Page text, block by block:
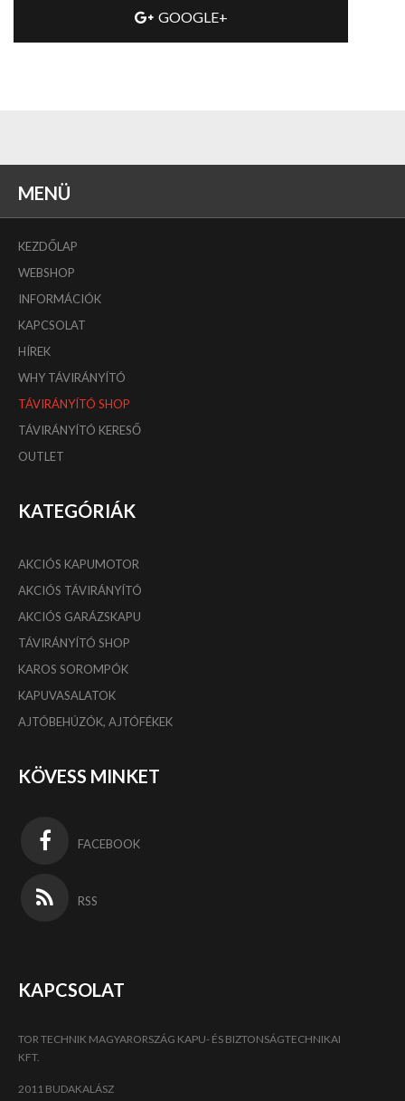
GOOGLE+
MENÜ
KEZDŐLAP
WEBSHOP
INFORMÁCIÓK
KAPCSOLAT
HÍREK
WHY TÁVIRÁNYÍTÓ
TÁVIRÁNYÍTÓ SHOP
TÁVIRÁNYÍTÓ KERESŐ
OUTLET
KATEGÓRIÁK
AKCIÓS KAPUMOTOR
AKCIÓS TÁVIRÁNYÍTÓ
AKCIÓS GARÁZSKAPU
TÁVIRÁNYÍTÓ SHOP
KAROS SOROMPÓK
KAPUVASALATOK
AJTÓBEHÚZÓK, AJTÓFÉKEK
KÖVESS MINKET
FACEBOOK
RSS
KAPCSOLAT
TOR TECHNIK MAGYARORSZÁG KAPU- ÉS BIZTONSÁGTECHNIKAI
KFT.
2011 BUDAKALÁSZ